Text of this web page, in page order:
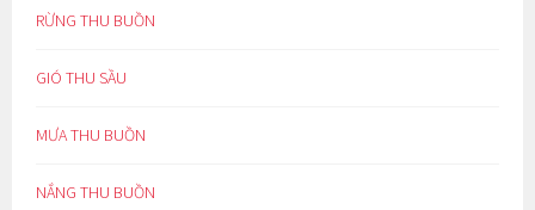
RỪNG THU BUỒN
GIÓ THU SẦU
MƯA THU BUỒN
NẮNG THU BUỒN